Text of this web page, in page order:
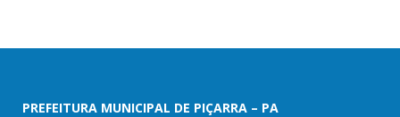
PREFEITURA MUNICIPAL DE PIÇARRA – PA